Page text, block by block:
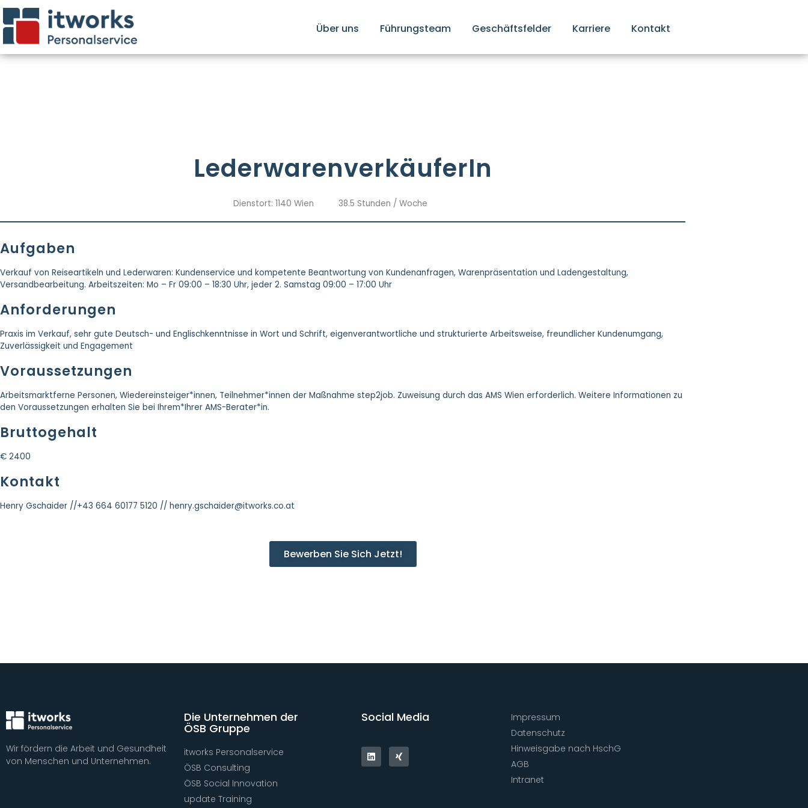
Über uns Führungsteam Geschäftsfelder Karriere Kontakt
LederwarenverkäuferIn
Dienstort: 1140 Wien 38.5 Stunden / Woche
Aufgaben
Verkauf von Reiseartikeln und Lederwaren: Kundenservice und kompetente Beantwortung von Kundenanfragen, Warenpräsentation und Ladengestaltung,
Versandbearbeitung. Arbeitszeiten: Mo – Fr 09:00 – 18:30 Uhr, jeder 2. Samstag 09:00 – 17:00 Uhr
Anforderungen
Praxis im Verkauf, sehr gute Deutsch- und Englischkenntnisse in Wort und Schrift, eigenverantwortliche und strukturierte Arbeitsweise, freundlicher Kundenumgang,
Zuverlässigkeit und Engagement
Voraussetzungen
Arbeitsmarktferne Personen, Wiedereinsteiger*innen, Teilnehmer*innen der Maßnahme step2job. Zuweisung durch das AMS Wien erforderlich. Weitere Informationen zu
den Voraussetzungen erhalten Sie bei Ihrem*Ihrer AMS-Berater*in.
Bruttogehalt
€ 2400
Kontakt
Henry Gschaider //+43 664 60177 5120 // henry.gschaider@itworks.co.at
Bewerben Sie Sich Jetzt!
Wir fördern die Arbeit und Gesundheit
von Menschen und Unternehmen.
Die Unternehmen der
ÖSB Gruppe
itworks Personalservice
ÖSB Consulting
ÖSB Social Innovation
update Training
Social Media
Impressum
Datenschutz
Hinweisgabe nach HschG
AGB
Intranet